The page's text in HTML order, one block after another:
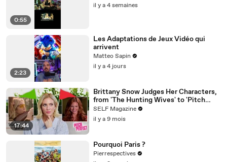
0:55
il y a 4 semaines
2:23
Les Adaptations de Jeux Vidéo qui
arrivent
Matteo Sapin
il y a 4 jours
17:44
Brittany Snow Judges Her Characters,
from 'The Hunting Wives' to 'Pitch
Perfect'
SELF Magazine
il y a 9 mois
Pourquoi Paris ?
Pierrespectives